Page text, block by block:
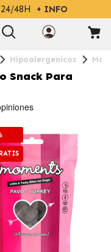
48H + INFO
Hipoalergenicos
Snack Para